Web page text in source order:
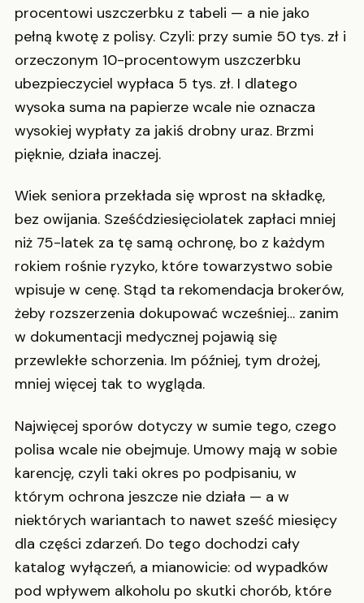
procentowi uszczerbku z tabeli — a nie jako
pełną kwotę z polisy. Czyli: przy sumie 50 tys. zł i
orzeczonym 10-procentowym uszczerbku
ubezpieczyciel wypłaca 5 tys. zł. I dlatego
wysoka suma na papierze wcale nie oznacza
wysokiej wypłaty za jakiś drobny uraz. Brzmi
pięknie, działa inaczej.
Wiek seniora przekłada się wprost na składkę,
bez owijania. Sześćdziesięciolatek zapłaci mniej
niż 75-latek za tę samą ochronę, bo z każdym
rokiem rośnie ryzyko, które towarzystwo sobie
wpisuje w cenę. Stąd ta rekomendacja brokerów,
żeby rozszerzenia dokupować wcześniej… zanim
w dokumentacji medycznej pojawią się
przewlekłe schorzenia. Im później, tym drożej,
mniej więcej tak to wygląda.
Najwięcej sporów dotyczy w sumie tego, czego
polisa wcale nie obejmuje. Umowy mają w sobie
karencję, czyli taki okres po podpisaniu, w
którym ochrona jeszcze nie działa — a w
niektórych wariantach to nawet sześć miesięcy
dla części zdarzeń. Do tego dochodzi cały
katalog wyłączeń, a mianowicie: od wypadków
pod wpływem alkoholu po skutki chorób, które